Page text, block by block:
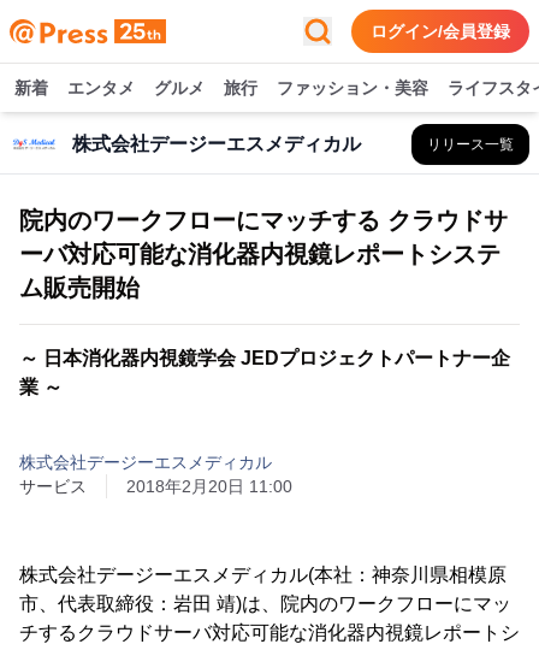
ログイン/会員登録
新着 エンタメ グルメ 旅行 ファッション・美容 ライフスタ
株式会社デージーエスメディカル リリース一覧
院内のワークフローにマッチする クラウドサ
ーバ対応可能な消化器内視鏡レポートシステ
ム販売開始
～ 日本消化器内視鏡学会 JEDプロジェクトパートナー企
業 ～
株式会社デージーエスメディカル
サービス
2018年2月20日 11:00
株式会社デージーエスメディカル(本社：神奈川県相模原
市、代表取締役：岩田 靖)は、院内のワークフローにマッ
チするクラウドサーバ対応可能な消化器内視鏡レポートシ